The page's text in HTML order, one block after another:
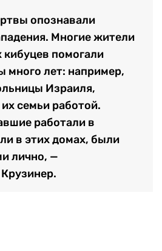
опознавали
Многие жители
помогали
много лет: например,
Израиля,
семьи работой.
работали в
в этих домах, были
лично, —